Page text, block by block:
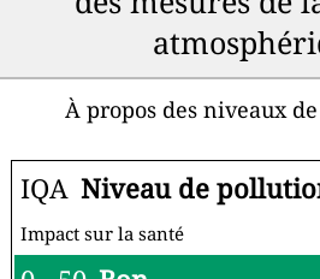
À propos des niveaux
IQA Niveau de
Impact sur la santé